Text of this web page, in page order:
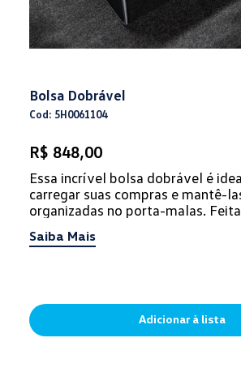
Bolsa Dobrável
Cod: 5H0061104
R$ 848,00
Essa incrível bolsa dobrável é
carregar suas compras e mantê-
organizadas no porta-malas.
b...
Saiba Mais
Adicionar à lista